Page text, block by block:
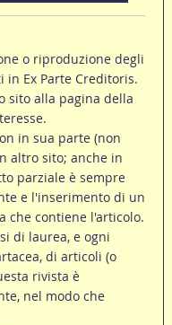
o riproduzione degli
Ex Parte Creditoris.
sito alla pagina della
in sua parte (non
altro sito; anche in
parziale è sempre
e l'inserimento di un
che contiene l'articolo.
di laurea, e ogni
di articoli (o
rivista è
nel modo che